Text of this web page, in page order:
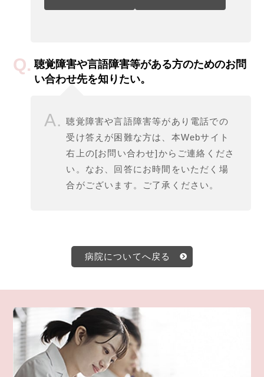
聴覚障害や言語障害等がある方のためのお問
い合わせ先を知りたい。
聴覚障害や言語障害等があり電話での
受け答えが困難な方は、本Webサイト
右上の[お問い合わせ]からご連絡くださ
い。なお、回答にお時間をいただく場
合がございます。ご了承ください。
病院についてへ戻る